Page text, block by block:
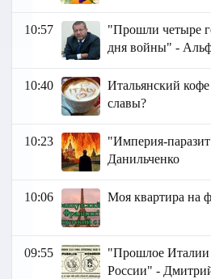
10:57
"Прошли четыре
дня войны" -
10:40
Итальянский
славы?
10:23
"Империя-
Данильченко
10:06 Моя квартира на
09:55
"Прошлое Италии
России" -